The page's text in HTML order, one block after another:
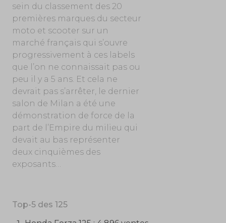
sein du classement des 20
premières marques du secteur
moto et scooter sur un
marché français qui s’ouvre
progressivement à ces labels
que l’on ne connaissait pas ou
peu il y a 5 ans. Et cela ne
devrait pas s’arrêter, le dernier
salon de Milan a été une
démonstration de force de la
part de l’Empire du milieu qui
devait au bas représenter
deux cinquièmes des
exposants…
Top-5 des 125